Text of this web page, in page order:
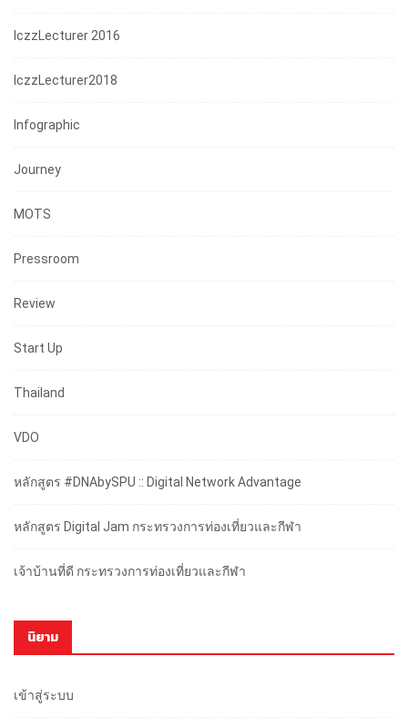
IczzLecturer 2016
IczzLecturer2018
Infographic
Journey
MOTS
Pressroom
Review
Start Up
Thailand
VDO
หลักสูตร #DNAbySPU :: Digital Network Advantage
หลักสูตร Digital Jam กระทรวงการท่องเที่ยวและกีฬา
เจ้าบ้านที่ดี กระทรวงการท่องเที่ยวและกีฬา
นิยาม
เข้าสู่ระบบ